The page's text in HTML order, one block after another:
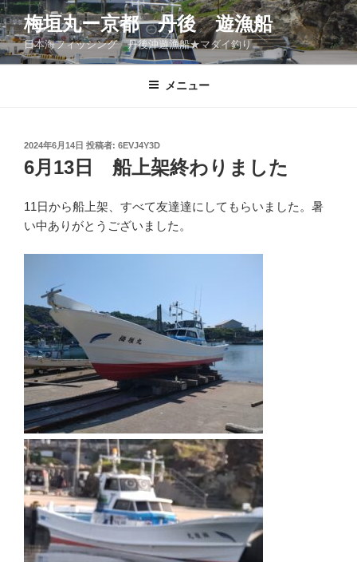
コ
ン
テ
ン
梅垣丸ー京都 丹後 遊漁船
日本海フィッシング 丹後沖遊漁船★マダイ釣り
メニュー
投
稿
日:
2024年6月14日 投稿者: 6EVJ4Y3D
6月13日 船上架終わりました
11日から船上架、すべて友達達にしてもらいました。暑
い中ありがとうございました。